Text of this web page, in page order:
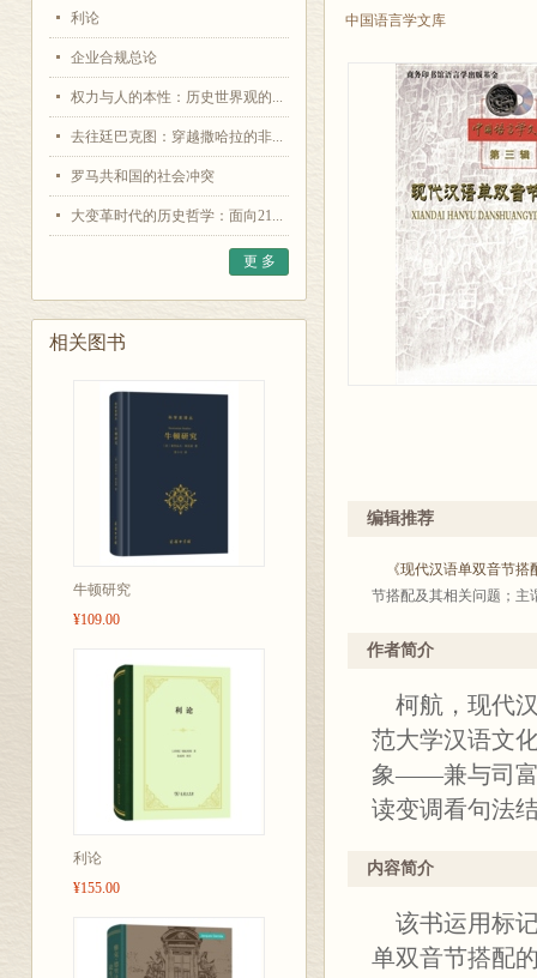
利论
企业合规总论
权力与人的本性：历史世界观的...
去往廷巴克图：穿越撒哈拉的非...
罗马共和国的社会冲突
大变革时代的历史哲学：面向21...
更 多
相关图书
牛顿研究
¥109.00
利论
¥155.00
中国语言学文库
编辑推荐
《现代汉语单双音节搭
节搭配及其相关问题；主
作者简介
柯航，现代
范大学汉语文
象——兼与司富
读变调看句法
内容简介
该书运用标
单双音节搭配